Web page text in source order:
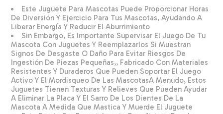
Este Juguete Para Mascotas Puede Proporcionar Horas
De Diversión Y Ejercicio Para Tus Mascotas, Ayudando A
Liberar Energía Y Reducir El Aburrimiento
Sin Embargo, Es Importante Supervisar El Juego De Tu
Mascota Con Juguetes Y Reemplazarlos Si Muestran
Signos De Desgaste O Daño Para Evitar Riesgos De
Ingestión De Piezas Pequeñas,, Fabricado Con Materiales
Resistentes Y Duraderos Que Pueden Soportar El Juego
Activo Y El Mordisqueo De Las MascotasA Menudo, Estos
Juguetes Tienen Texturas Y Relieves Que Pueden Ayudar
A Eliminar La Placa Y El Sarro De Los Dientes De La
Mascota A Medida Que Mastica Y Muerde El Juguete